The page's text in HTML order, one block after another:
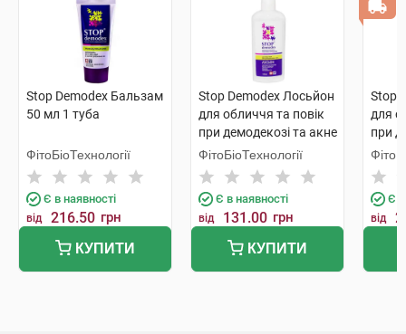
Stop Demodex Бальзам
50 мл 1 туба
ФітоБіоТехнології
Є в наявності
від 216.50 грн
КУПИТИ
Stop Demodex Лосьйон
для обличчя та повік
при демодекозі та акне
150 мл 1 флакон
ФітоБіоТехнології
Є в наявності
від 131.00 грн
КУПИТИ
Stop
для
при
270
Є в
від